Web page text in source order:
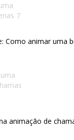
Como animar uma
animação de